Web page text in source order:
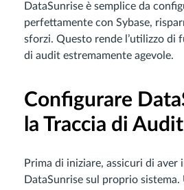
DataSunrise è semplice da
perfettamente con Sybase,
sforzi. Questo rende l’utilizzo di
di audit estremamente agevole.
Configurare
la Traccia di
Prima di iniziare, assicuri di aver
DataSunrise sul proprio